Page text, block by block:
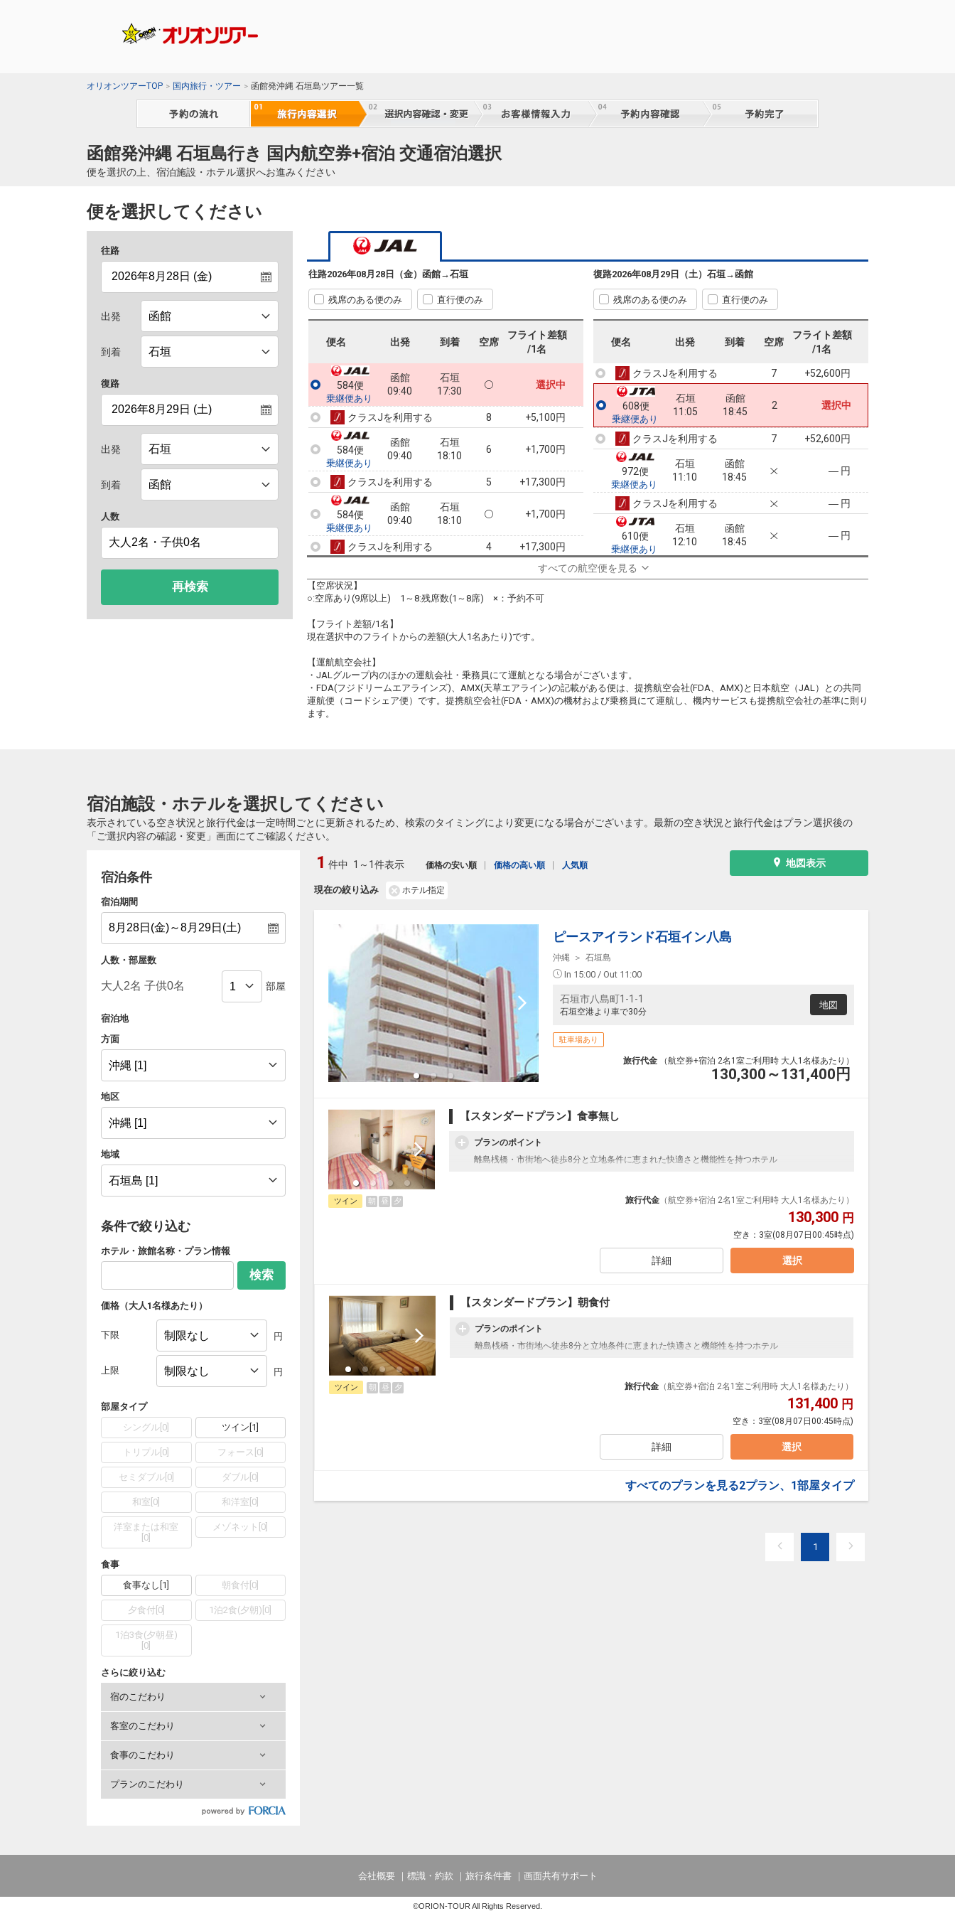
オリオンツアーTOP 国内旅行・ツアー 函館発沖縄 石垣島ツアー一覧
函館発沖縄 石垣島行き 国内航空券+宿泊 交通宿泊選択
便を選択の上、宿泊施設・ホテル選択へお進みください
便を選択してください
往路
出発
到着
復路
出発
到着
人数
再検索
往路2026年08月28日（金） 函館→石垣
残席のある便のみ 直行便のみ
便名 出発 到着 空席
フライト差額
/1名
584便
乗継便あり
函館
09:40
石垣
17:30
選択中
クラスJを利用する 8 +5,100円
584便
乗継便あり
函館
09:40
石垣
18:10
6 +1,700円
クラスJを利用する 5 +17,300円
584便
乗継便あり
函館
09:40
石垣
18:10
+1,700円
クラスJを利用する 4 +17,300円
584便
乗継便あり
6 +1,700円
584便
乗継便あり
函館
石垣
+1,700円
クラスJを利用する 5 +17,300円
復路2026年08月29日（土） 石垣→函館
残席のある便のみ 直行便のみ
便名 出発 到着 空席
フライト差額
/1名
クラスJを利用する 6
600便
乗継便あり
石垣
08:55
函館
18:45
クラスJを利用する 3
608便
11:05
函館
18:45
― 円
クラスJを利用する 7 +52,600円
608便
乗継便あり
石垣
11:05
函館
18:45
2 選択中
クラスJを利用する 7 +52,600円
972便
乗継便あり
石垣
11:10
函館
18:45
― 円
クラスJを利用する ― 円
610便
乗継便あり
石垣
12:10
函館
18:45
― 円
クラスJを利用する
すべての航空便を見る
【空席状況】
○:空席あり(9席以上) 1～8:残席数(1～8席) ×：予約不可
【フライト差額/1名】
現在選択中のフライトからの差額(大人1名あたり)です。
【運航航空会社】
・JALグループ内のほかの運航会社・乗務員にて運航となる場合がございます。
・FDA(フジドリームエアラインズ)、AMX(天草エアライン)の記載がある便は、提携航空会社(FDA、AMX)と日本航空（JAL）との共同
運航便（コードシェア便）です。提携航空会社(FDA・AMX)の機材および乗務員にて運航し、機内サービスも提携航空会社の基準に則り
ます。
宿泊施設・ホテルを選択してください
表示されている空き状況と旅行代金は一定時間ごとに更新されるため、検索のタイミングにより変更になる場合がございます。最新の空き状況と旅行代金はプラン選択後の
「ご選択内容の確認・変更」画面にてご確認ください。
宿泊条件
宿泊期間
人数・部屋数
部屋
宿泊地
方面
地区
地域
条件で絞り込む
ホテル・旅館名称・プラン情報
検索
価格（大人1名様あたり）
下限 円
上限 円
部屋タイプ
シングル 0 ツイン 1
トリプル 0 フォース 0]
セミダブル[ 0] ダブル 0
和室 0 和洋室 0
洋室または和室
0
メゾネット 0
食事
食事なし 1 朝食付 0
夕食付 0] 1泊2食(夕朝) 0
1泊3食(夕朝昼)
0
さらに絞り込む
宿のこだわり
客室のこだわり
食事のこだわり
プランのこだわり
地図表示
現在の絞り込み ホテル指定
1 件中 1～1件表示 価格の安い順 価格の高い順 人気順
ピースアイランド石垣イン八島
沖縄 石垣島
In 15:00 / Out 11:00
石垣市八島町1-1-1
石垣空港より車で30分
地図
駐車場あり
旅行代金 （航空券+宿泊 2名1室ご利用時 大人1名様あたり）
130,300～131,400 円
【スタンダードプラン】食事無し
プランのポイント
離島桟橋・市街地へ徒歩8分と立地条件に恵まれた快適さと機能性を持つホテル
ツイン 朝 昼 夕 旅行代金 （航空券+宿泊 2名1室ご利用時 大人1名様あたり）
130,300 円
空き： 3室(08月07日00:45時点)
詳細 選択
【スタンダードプラン】朝食付
プランのポイント
離島桟橋・市街地へ徒歩8分と立地条件に恵まれた快適さと機能性を持つホテル
ツイン 朝 昼 夕 旅行代金 （航空券+宿泊 2名1室ご利用時 大人1名様あたり）
131,400 円
空き： 3室(08月07日00:45時点)
詳細 選択
すべてのプランを見る2プラン、1部屋タイプ
1
会社概要 標識・約款 旅行条件書 画面共有サポート
©ORION-TOUR All Rights Reserved.